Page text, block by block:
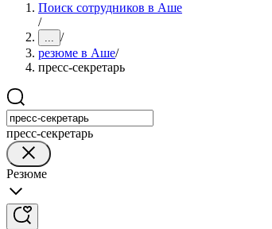
Поиск сотрудников в Аше
/
... /
резюме в Аше/
пресс-секретарь
пресс-секретарь
Резюме